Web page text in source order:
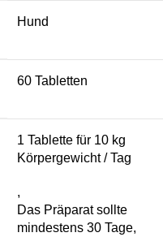
Hund
60 Tabletten
1 Tablette für 10 kg
Körpergewicht / Tag
,
Das Präparat sollte
mindestens 30 Tage,